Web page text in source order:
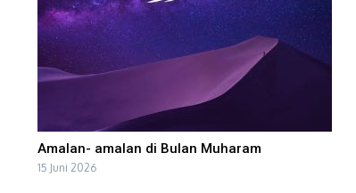
Amalan- amalan di Bulan Muharam
15 Juni 2026